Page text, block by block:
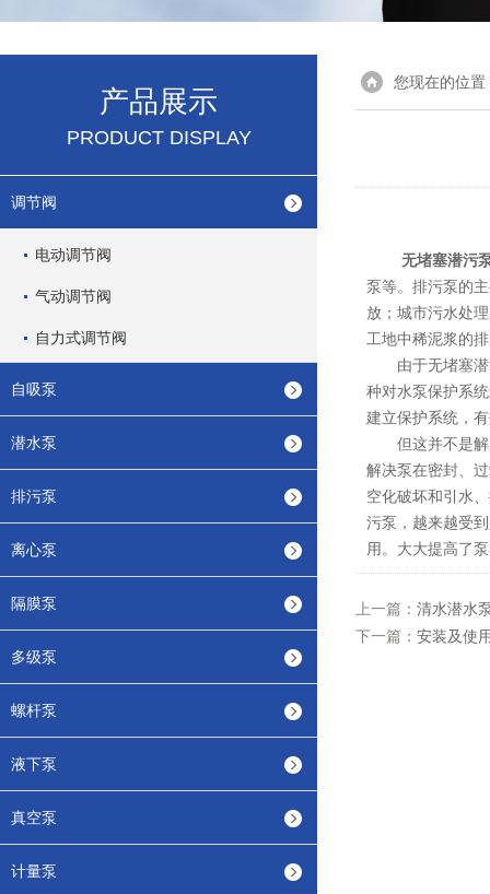
产品展示
PRODUCT DISPLAY
调节阀
电动调节阀
气动调节阀
自力式调节阀
自吸泵
潜水泵
排污泵
离心泵
隔膜泵
多级泵
螺杆泵
液下泵
真空泵
计量泵
您现在的位置
无堵塞潜污
泵等。排污泵的
放；城市污水处
工地中稀泥浆的
由于无堵塞潜
种对水泵保护系
建立保护系统，
但这并不是解
解决泵在密封、
空化破坏和引水
污泵，越来越受
用。大大提高了
上一篇： 清水潜水
下一篇： 安装及使